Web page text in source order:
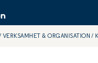
VERKSAMHET & ORGANISATION